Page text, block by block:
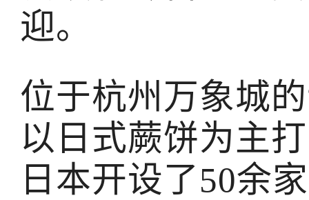
迎。
位于杭州万象城
以日式蕨饼为主
日本开设了50余